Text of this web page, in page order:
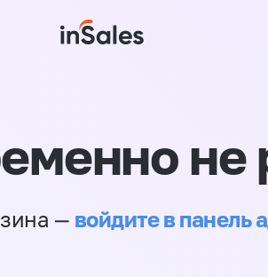
не
— войдите в панель